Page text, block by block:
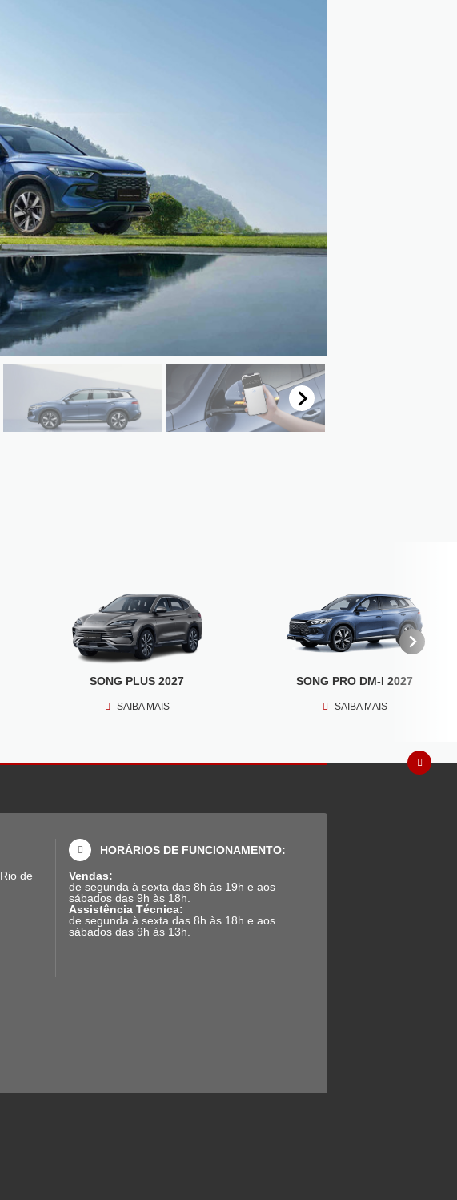
SONG PLUS 2027
SAIBA MAIS
SONG PRO DM-I 2027
SAIBA MAIS
de
HORÁRIOS DE FUNCIONAMENTO:
Vendas:
de segunda à sexta das 8h às 19h e aos
sábados das 9h às 18h.
Assistência Técnica:
de segunda à sexta das 8h às 18h e aos
sábados das 9h às 13h.